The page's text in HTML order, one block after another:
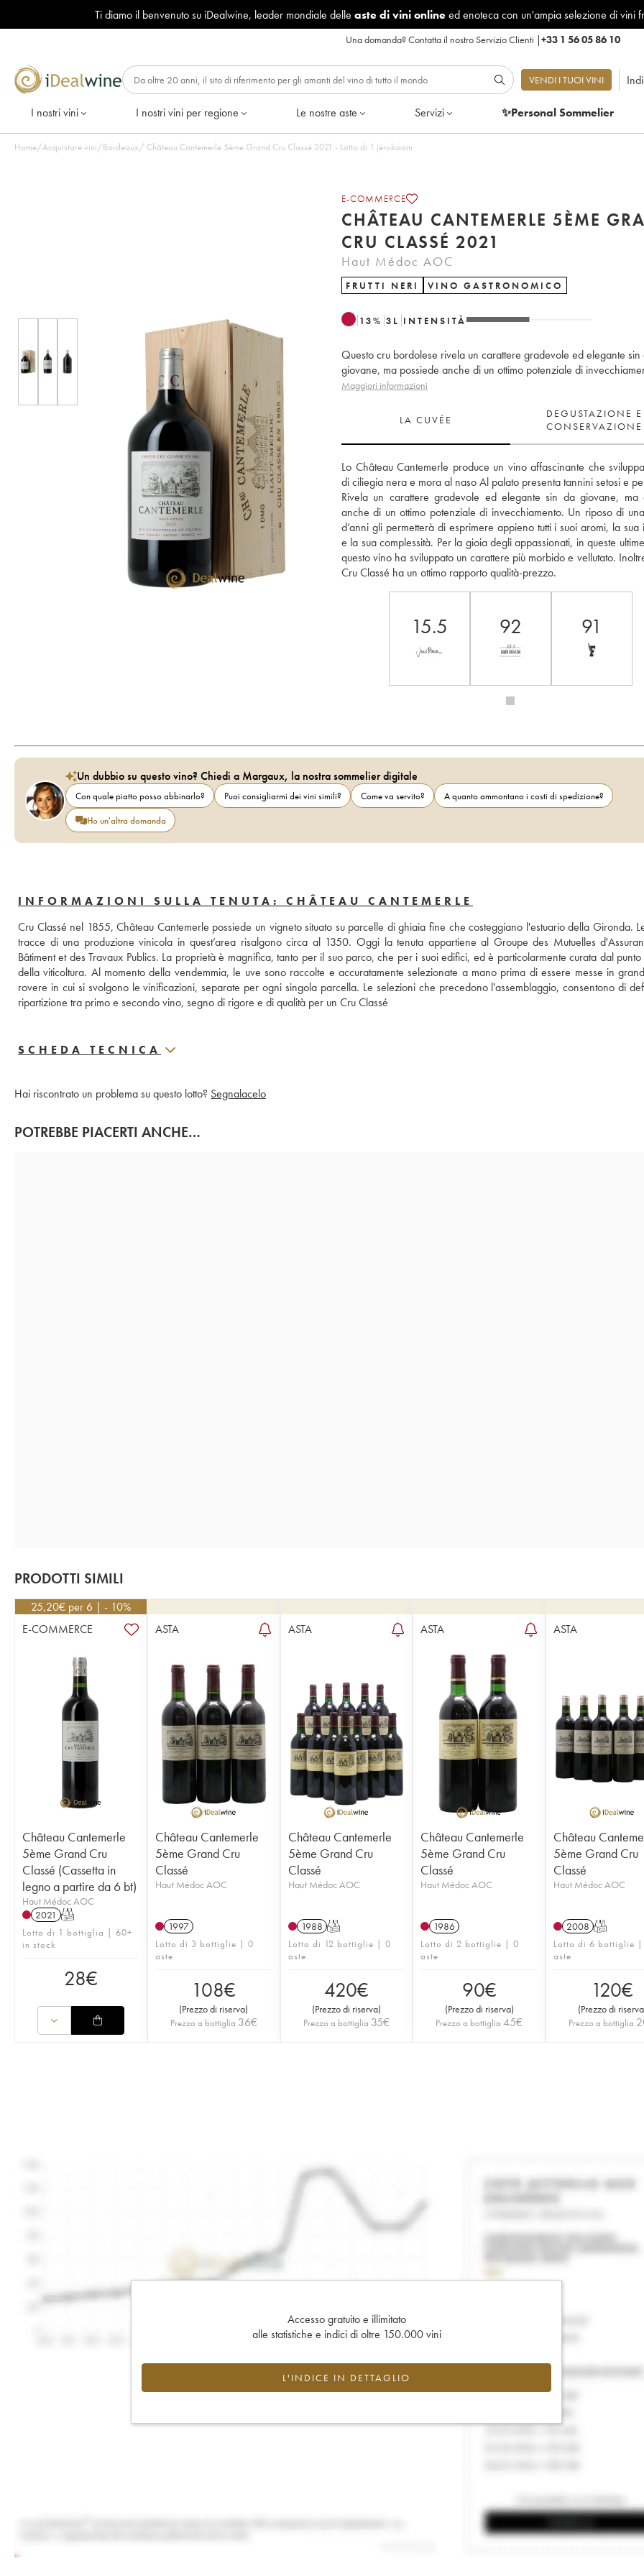
Ti diamo il benvenuto su iDealwine, leader mondiale delle aste di vini onlineed enoteca con un'ampia selezione di vini
Una domanda?Contatta il nostro Servizio Clienti |+33 1 56 05 86 10
VENDI I TUOI VINI
I nostri vini I nostri vini per regione Le nostre aste Servizi ✨Personal Sommelier
Home/Acquistare vini/Bordeaux/ Château Cantemerle 5ème Grand Cru Classé 2021 - Lotto di 1 jéroboam
E-COMMERCE
CHÂTEAU CANTEMERLE 5ÈME
CRU CLASSÉ 2021
Haut Médoc AOC
FRUTTI NERI VINO GASTRONOMICO
13% 3 L INTENSITÀ
Questo cru bordolese rivela un carattere gradevole ed elegante sin
giovane, ma possiede anche di un ottimo potenziale di
Maggiori informazioni
LA CUVÉE
DEGUSTAZIONE E
CONSERVAZIONE
Lo Château Cantemerle produce un vino affascinante che
di ciliegia nera e mora al naso Al palato presenta tannini setosi e
Rivela un carattere gradevole ed elegante sin da giovane, ma
anche di un ottimo potenziale di invecchiamento. Un riposo di
d’anni gli permetterà di esprimere appieno tutti i suoi aromi, la sua
e la sua complessità. Per la gioia degli appassionati, in queste
questo vino ha sviluppato un carattere più morbido e vellutato.
Cru Classé ha un ottimo rapporto qualità-prezzo.
15.5 92 91
Un dubbio su questo vino? Chiedi a Margaux, la nostra sommelier digitale
Con quale piatto posso abbinarlo? Puoi consigliarmi dei vini simili? Come va servito?
A quanto ammontano i costi di spedizione?
Ho un'altra domanda
INFORMAZIONI SULLA TENUTA: CHÂTEAU CANTEMERLE
Cru Classé nel 1855, Château Cantemerle possiede un vigneto situato su parcelle di ghiaia fine che costeggiano l'estuario della Gironda.
tracce di una produzione vinicola in quest’area risalgono circa al 1350. Oggi la tenuta appartiene al Groupe des Mutuelles
Bâtiment et des Travaux Publics. La proprietà è magnifica, tanto per il suo parco, che per i suoi edifici, ed è particolarmente curata dal
della viticoltura. Al momento della vendemmia, le uve sono raccolte e accuratamente selezionate a mano prima di essere messe in
rovere in cui si svolgono le vinificazioni, separate per ogni singola parcella. Le selezioni che precedono l'assemblaggio, consentono di
ripartizione tra primo e secondo vino, segno di rigore e di qualità per un Cru Classé
SCHEDA TECNICA
Hai riscontrato un problema su questo lotto? Segnalacelo
POTREBBE PIACERTI ANCHE…
PRODOTTI SIMILI
25,20€ per 6 | - 10%
E-COMMERCE
Château Cantemerle
5ème Grand Cru
Classé (Cassetta in
legno a partire da 6 bt)
Haut Médoc AOC
2021 T
Lotto di 1 bottiglia | 60+
in stock
28€
ASTA
Château Cantemerle
5ème Grand Cru
Classé
Haut Médoc AOC
1997
Lotto di 3 bottiglie | 0
aste
108€
(Prezzo di riserva)
Prezzo a bottiglia 36€
ASTA
Château Cantemerle
5ème Grand Cru
Classé
Haut Médoc AOC
1988 T
Lotto di 12 bottiglie | 0
aste
420€
(Prezzo di riserva)
Prezzo a bottiglia 35€
ASTA
Château Cantemerle
5ème Grand Cru
Classé
Haut Médoc AOC
1986
Lotto di 2 bottiglie | 0
aste
90€
(Prezzo di riserva)
Prezzo a bottiglia 45€
ASTA
Château
5ème Grand Cru
Classé
Haut Médoc AOC
2008 T
Lotto di 6 bottiglie
aste
120€
(Prezzo di riserva
Prezzo a bottiglia
Accesso gratuito e illimitato
alle statistiche e indici di oltre 150.000 vini
L'INDICE IN DETTAGLIO